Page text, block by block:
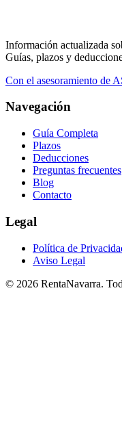
Información actualizada
Guías, plazos y
Con el asesoramiento de
Navegación
Guía Completa
Plazos
Deducciones
Preguntas frecuentes
Blog
Contacto
Legal
Política de
Aviso Legal
© 2026 RentaNavarra.